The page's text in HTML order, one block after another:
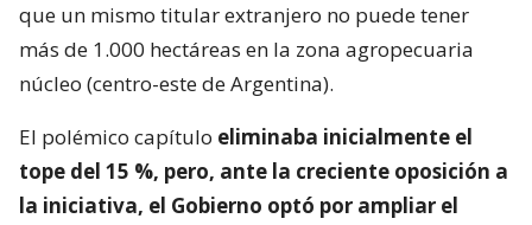
que un mismo titular extranjero no puede tener
más de 1.000 hectáreas en la zona agropecuaria
núcleo (centro-este de Argentina).
El polémico capítulo eliminaba inicialmente el
tope del 15 %, pero, ante la creciente oposición a
la iniciativa, el Gobierno optó por ampliar el